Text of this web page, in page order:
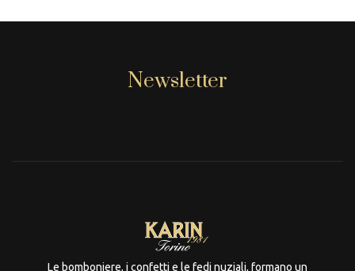
Newsletter
Le bomboniere, i confetti e le fedi nuziali, formano un